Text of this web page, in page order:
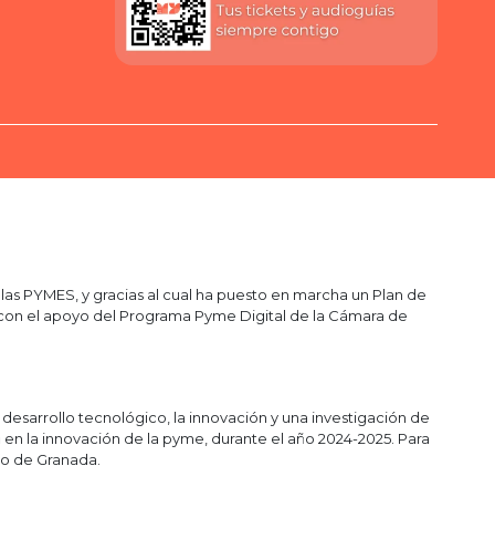
PYMES, y gracias al cual ha puesto en marcha un Plan de
el apoyo del Programa Pyme Digital de la Cámara de
tecnológico, la innovación y una investigación de
la innovación de la pyme, durante el año 2024-2025. Para
de Granada.